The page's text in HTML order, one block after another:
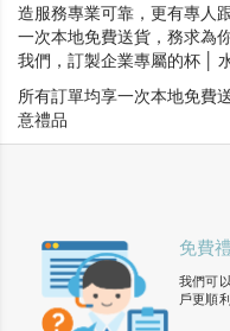
造服務專業可靠，更有專人
一次本地免費送貨，務求為
我們，訂製企業專屬的杯 │
所有訂單均享一次本地免費
意禮品
免費
我們可
戶更順